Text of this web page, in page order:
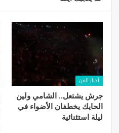
أخبار الفن
جرش يشتعل.. الشامي ولين
الحايك يخطفان الأضواء في
ليلة استثنائية